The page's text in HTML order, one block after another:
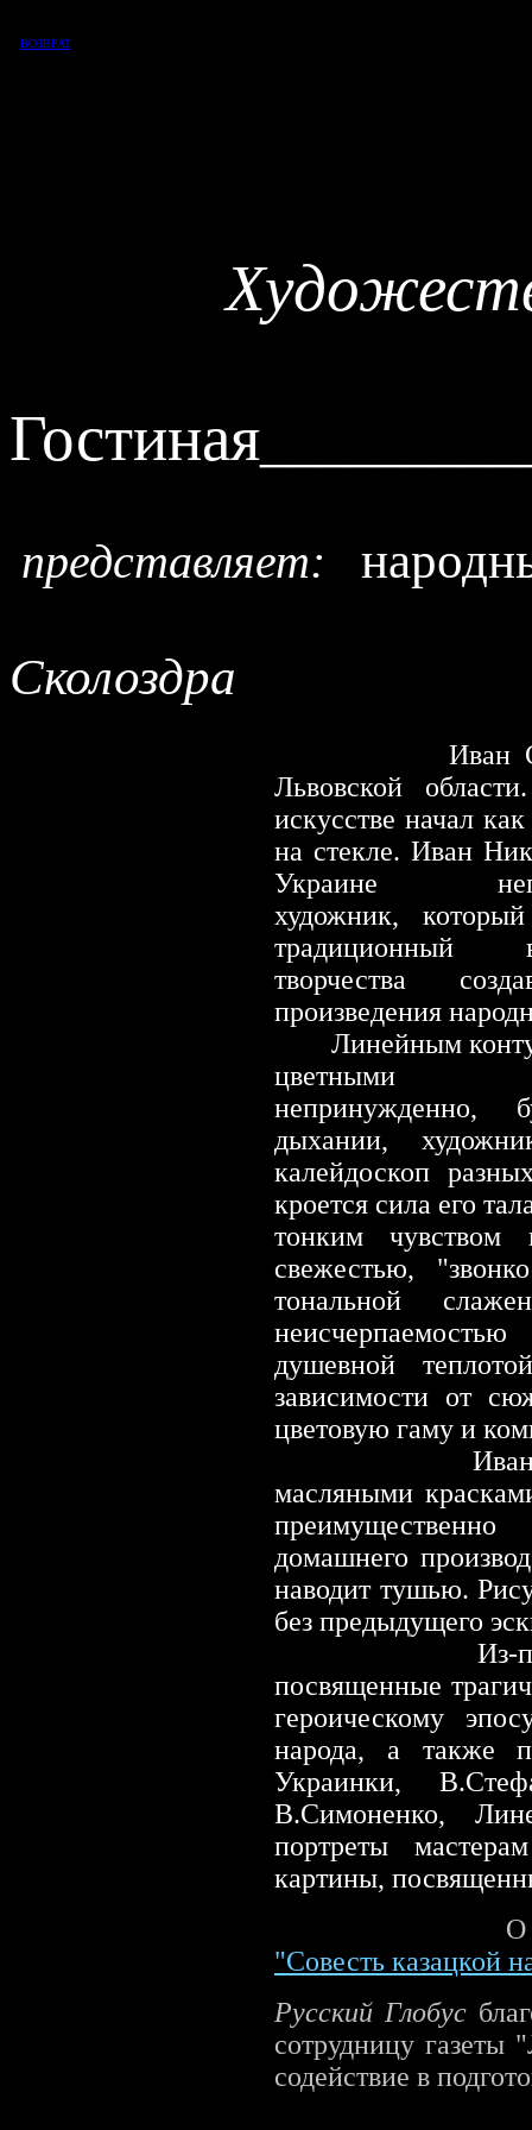
ВОЗВРАТ
Гостиная
представляет:
Сколоздра
Иван
Львовской
искусстве начал
на стекле. Иван
Украине
художник,
традиционный
творчества
произведения
Линейным
цветными
непринужденно,
дыхании,
калейдоскоп
кроется сила его
тонким чувством
свежестью,
тональной
душевной
зависимости от
цветовую гаму и
Иван
масляными
домашнего
наводит тушью.
без предыдущего
Из-под
посвященные
героическому
народа, а также
Украинки,
В.Симоненко,
портреты
картины,
О
"Совесть казацкой
Русский Глобус
сотрудницу газеты
содействие в